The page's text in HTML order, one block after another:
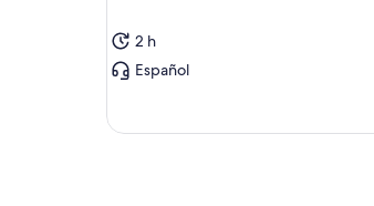
2 h
Español